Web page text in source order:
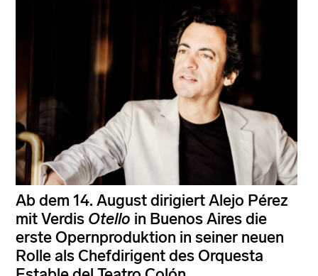
Ab dem 14. August dirigiert Alejo Pérez
mit Verdis Otello in Buenos Aires die
erste Opernproduktion in seiner neuen
Rolle als Chefdirigent des Orquesta